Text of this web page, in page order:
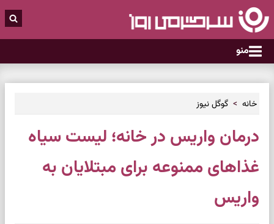
منو
خانه گوگل نیوز
درمان واریس در خانه؛ لیست سیاه
غذاهای ممنوعه برای مبتلایان به
واریس